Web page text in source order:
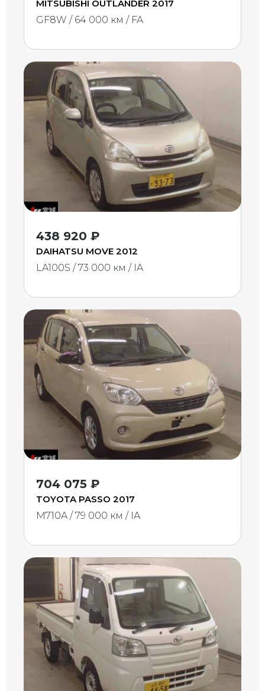
MITSUBISHI OUTLANDER 2017
GF8W / 64 000 км / FA
438 920 ₽
DAIHATSU MOVE 2012
LA100S / 73 000 км / IA
704 075 ₽
TOYOTA PASSO 2017
M710A / 79 000 км / IA